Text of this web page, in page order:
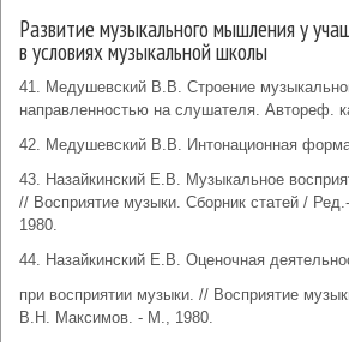
Развитие музыкального мышления у
в условиях музыкальной школы
41. Медушевский В.В. Строение
направленностью на слушателя. Автореф.
42. Медушевский В.В. Интонационная
43. Назайкинский Е.В. Музыкальное
// Восприятие музыки. Сборник статей /
1980.
44. Назайкинский Е.В. Оценочная
при восприятии музыки. // Восприятие
В.Н. Максимов. - М., 1980.